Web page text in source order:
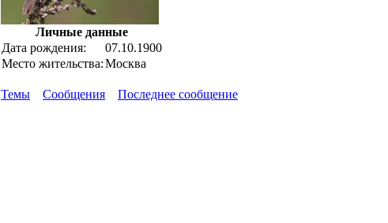
Личные данные
Дата рождения:
07.10.1900
Место жительства:Москва
Темы Сообщения Последнее сообщение